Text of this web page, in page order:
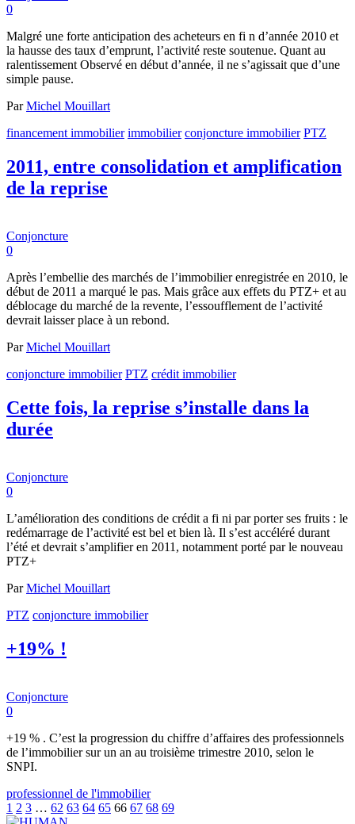
0
Malgré une forte anticipation des acheteurs en fi n d’année 2010 et
la hausse des taux d’emprunt, l’activité reste soutenue. Quant au
ralentissement Observé en début d’année, il ne s’agissait que d’une
simple pause.
ParMichel Mouillart
financement immobilier immobilier conjoncture immobilier PTZ
2011, entre consolidation et amplification
de la reprise
Conjoncture
0
Après l’embellie des marchés de l’immobilier enregistrée en 2010, le
début de 2011 a marqué le pas. Mais grâce aux effets du PTZ+ et au
déblocage du marché de la revente, l’essoufflement de l’activité
devrait laisser place à un rebond.
ParMichel Mouillart
conjoncture immobilier PTZ crédit immobilier
Cette fois, la reprise s’installe dans la
durée
Conjoncture
0
L’amélioration des conditions de crédit a fi ni par porter ses fruits : le
redémarrage de l’activité est bel et bien là. Il s’est accéléré durant
l’été et devrait s’amplifier en 2011, notamment porté par le nouveau
PTZ+
ParMichel Mouillart
PTZ conjoncture immobilier
+19% !
Conjoncture
0
+19 % . C’est la progression du chiffre d’affaires des professionnels
de l’immobilier sur un an au troisième trimestre 2010, selon le
SNPI.
professionnel de l'immobilier
1 2 3 … 62 63 64 65 66 67 68 69